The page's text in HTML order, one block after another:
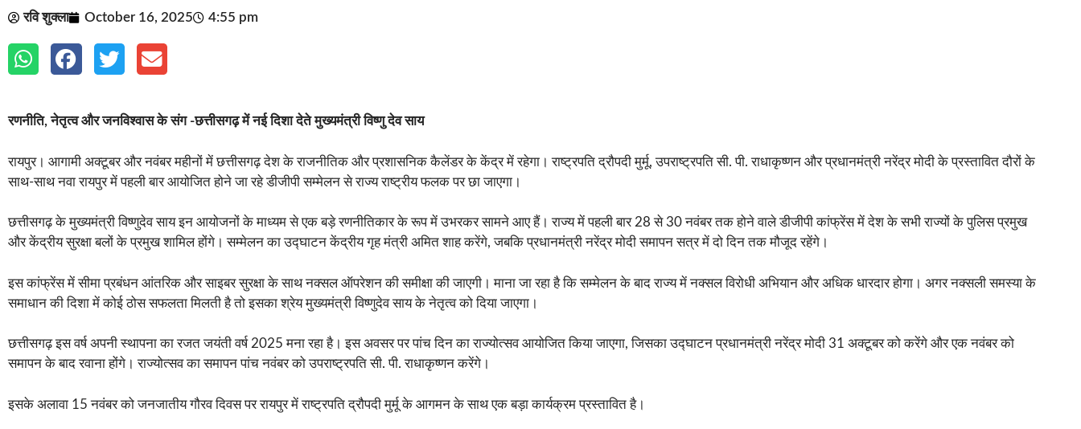
रवि शुक्ला October 16, 2025 4:55 pm
रणनीति, नेतृत्व और जनविश्वास के संग -छत्तीसगढ़ में नई दिशा देते मुख्यमंत्री विष्णु देव साय
रायपुर। आगामी अक्टूबर और नवंबर महीनों में छत्तीसगढ़ देश के राजनीतिक और प्रशासनिक कैलेंडर के केंद्र में रहेगा। राष्ट्रपति द्रौपदी मुर्मू, उपराष्ट्रपति सी. पी. राधाकृष्णन और प्रधानमंत्री नरेंद्र मोदी के प्रस्तावित दौरों के
साथ-साथ नवा रायपुर में पहली बार आयोजित होने जा रहे डीजीपी सम्मेलन से राज्य राष्ट्रीय फलक पर छा जाएगा।
छत्तीसगढ़ के मुख्यमंत्री विष्णुदेव साय इन आयोजनों के माध्यम से एक बड़े रणनीतिकार के रूप में उभरकर सामने आए हैं। राज्य में पहली बार 28 से 30 नवंबर तक होने वाले डीजीपी कांफ्रेंस में देश के सभी राज्यों के पुलिस प्रमुख
और केंद्रीय सुरक्षा बलों के प्रमुख शामिल होंगे। सम्मेलन का उद्घाटन केंद्रीय गृह मंत्री अमित शाह करेंगे, जबकि प्रधानमंत्री नरेंद्र मोदी समापन सत्र में दो दिन तक मौजूद रहेंगे।
इस कांफ्रेंस में सीमा प्रबंधन आंतरिक और साइबर सुरक्षा के साथ नक्सल ऑपरेशन की समीक्षा की जाएगी। माना जा रहा है कि सम्मेलन के बाद राज्य में नक्सल विरोधी अभियान और अधिक धारदार होगा। अगर नक्सली समस्या के
समाधान की दिशा में कोई ठोस सफलता मिलती है तो इसका श्रेय मुख्यमंत्री विष्णुदेव साय के नेतृत्व को दिया जाएगा।
छत्तीसगढ़ इस वर्ष अपनी स्थापना का रजत जयंती वर्ष 2025 मना रहा है। इस अवसर पर पांच दिन का राज्योत्सव आयोजित किया जाएगा, जिसका उद्घाटन प्रधानमंत्री नरेंद्र मोदी 31 अक्टूबर को करेंगे और एक नवंबर को
समापन के बाद रवाना होंगे। राज्योत्सव का समापन पांच नवंबर को उपराष्ट्रपति सी. पी. राधाकृष्णन करेंगे।
इसके अलावा 15 नवंबर को जनजातीय गौरव दिवस पर रायपुर में राष्ट्रपति द्रौपदी मुर्मू के आगमन के साथ एक बड़ा कार्यक्रम प्रस्तावित है।